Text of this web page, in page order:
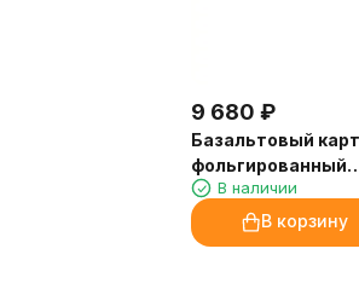
9 680 ₽
Базальтовый
фольгированный
1000х600х6мм
В наличии
В корзину